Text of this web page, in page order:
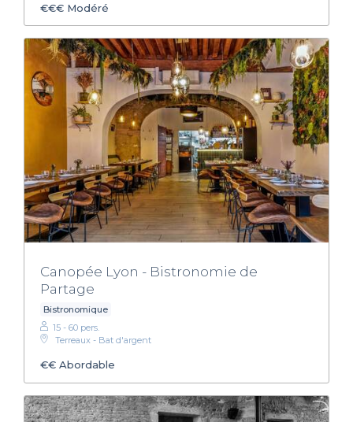
€€€ Modéré
Canopée Lyon - Bistronomie de
Partage
Bistronomique
15 - 60 pers.
Terreaux - Bat d'argent
€€ Abordable